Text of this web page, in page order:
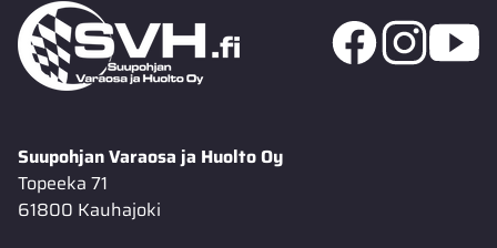
Suupohjan Varaosa ja Huolto Oy
Topeeka 71
61800 Kauhajoki